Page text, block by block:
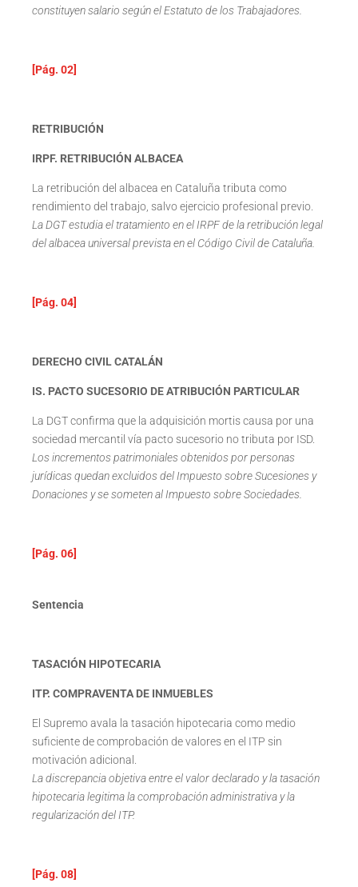
constituyen salario según el Estatuto de los Trabajadores.
[Pág. 02]
RETRIBUCIÓN
IRPF. RETRIBUCIÓN ALBACEA
La retribución del albacea en Cataluña tributa como
rendimiento del trabajo, salvo ejercicio profesional previo.
La DGT estudia el tratamiento en el IRPF de la retribución legal
del albacea universal prevista en el Código Civil de Cataluña.
[Pág. 04]
DERECHO CIVIL CATALÁN
IS. PACTO SUCESORIO DE ATRIBUCIÓN PARTICULAR
La DGT confirma que la adquisición mortis causa por una
sociedad mercantil vía pacto sucesorio no tributa por ISD.
Los incrementos patrimoniales obtenidos por personas
jurídicas quedan excluidos del Impuesto sobre Sucesiones y
Donaciones y se someten al Impuesto sobre Sociedades.
[Pág. 06]
Sentencia
TASACIÓN HIPOTECARIA
ITP. COMPRAVENTA DE INMUEBLES
El Supremo avala la tasación hipotecaria como medio
suficiente de comprobación de valores en el ITP sin
motivación adicional.
La discrepancia objetiva entre el valor declarado y la tasación
hipotecaria legitima la comprobación administrativa y la
regularización del ITP.
[Pág. 08]